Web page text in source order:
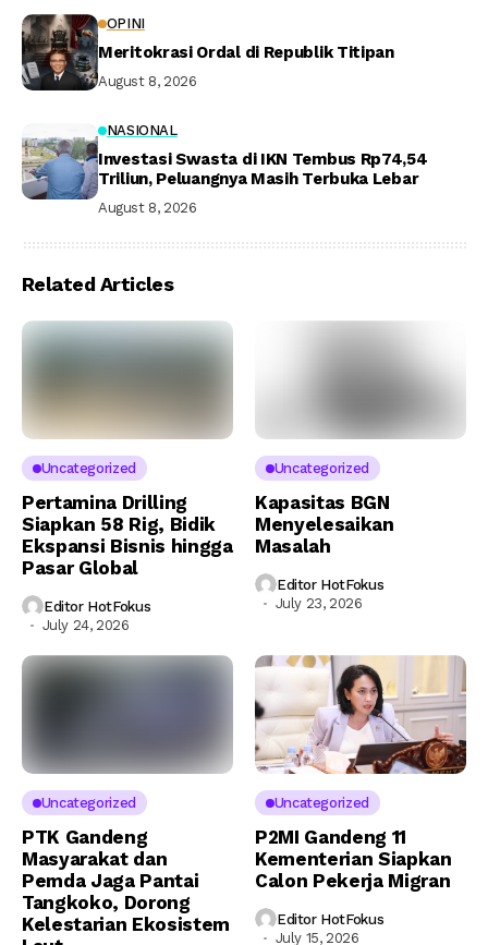
OPINI
Meritokrasi Ordal di Republik Titipan
August 8, 2026
NASIONAL
Investasi Swasta di IKN Tembus Rp74,54
Triliun, Peluangnya Masih Terbuka Lebar
August 8, 2026
Related Articles
Uncategorized
Pertamina Drilling
Siapkan 58 Rig, Bidik
Ekspansi Bisnis hingga
Pasar Global
Editor HotFokus
July 24, 2026
Uncategorized
Kapasitas BGN
Menyelesaikan
Masalah
Editor HotFokus
July 23, 2026
Uncategorized
PTK Gandeng
Masyarakat dan
Pemda Jaga Pantai
Tangkoko, Dorong
Kelestarian Ekosistem
Uncategorized
P2MI Gandeng 11
Kementerian Siapkan
Calon Pekerja Migran
Editor HotFokus
July 15, 2026